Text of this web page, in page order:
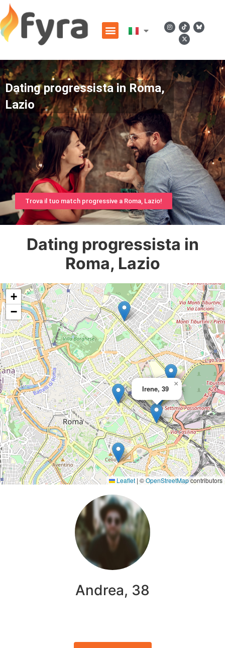
Dating progressista in Roma,
Lazio
Trova il tuo match progressive a Roma, Lazio!
Dating progressista in
Roma, Lazio
Irene, 39
×
+
−
Leaflet | ©OpenStreetMapcontributors
Andrea, 38